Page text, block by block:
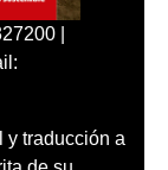
|
y traducción a